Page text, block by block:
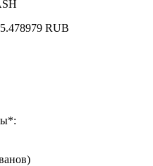
RUB
*: